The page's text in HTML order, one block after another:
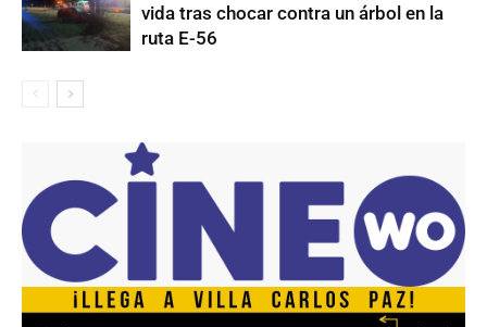
vida tras chocar contra un árbol en la
ruta E-56